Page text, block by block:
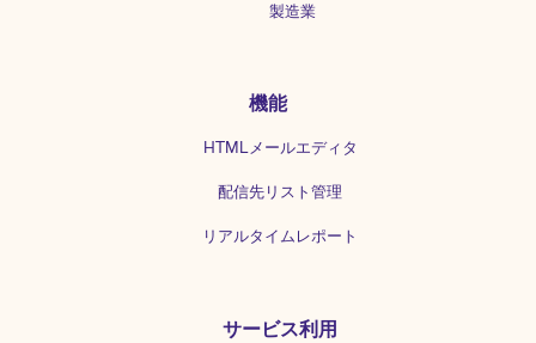
製造業
機能
HTMLメールエディタ
配信先リスト管理
リアルタイムレポート
サービス利用